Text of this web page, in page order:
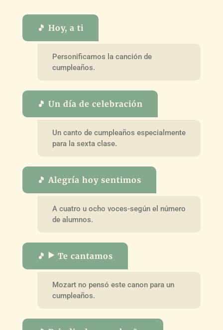
🎵 Hoy, a ti
Personificamos la canción de
cumpleaños.
🎵 Un día de celebración
Un canto de cumpleaños especialmente
para la sexta clase.
🎵 Alegría hoy sentimos
A cuatro u ocho voces-según el número
de alumnos.
🎵 ▶️ Te cantamos
Mozart no pensó este canon para un
cumpleaños.